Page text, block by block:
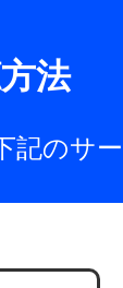
法
のサ